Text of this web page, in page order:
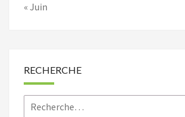
« Juin
RECHERCHE
Rechercher :